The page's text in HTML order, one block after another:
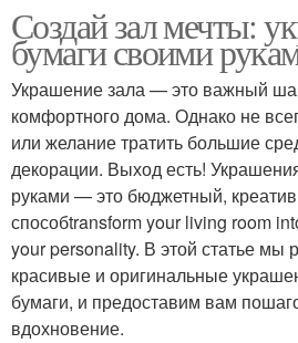
Создай зал мечты:
бумаги своими
Украшение зала — это важный
комфортного дома. Однако не
или желание тратить большие
декорации. Выход есть!
руками — это бюджетный,
способtransform your living room
your personality. В этой статье мы
красивые и оригинальные
бумаги, и предоставим вам
вдохновение.